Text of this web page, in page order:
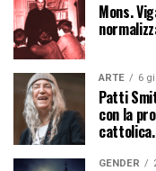
Mons.
ARTE 6
Patti
con la
GENDER